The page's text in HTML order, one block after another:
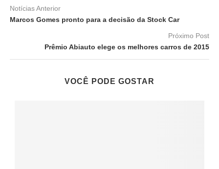
Notícias Anterior
Marcos Gomes pronto para a decisão da Stock Car
Próximo Post
Prêmio Abiauto elege os melhores carros de 2015
VOCÊ PODE GOSTAR